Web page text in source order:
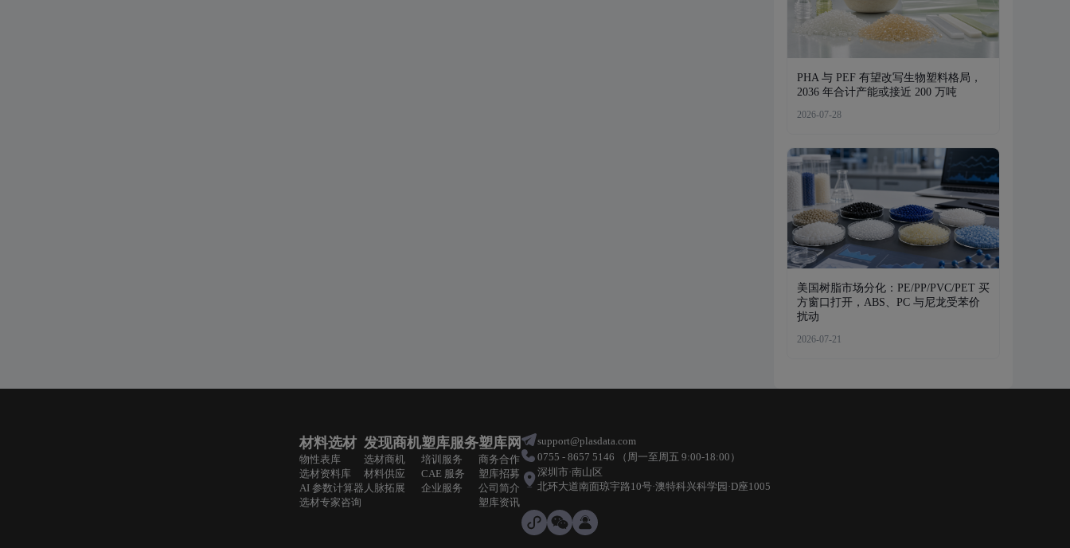
PHA 与 PEF 有望改写生物塑料格局，
2036 年合计产能或接近 200 万吨
2026-07-28
美国树脂市场分化：PE/PP/PVC/PET 买
方窗口打开，ABS、PC 与尼龙受苯价
扰动
2026-07-21
材料选材
物性表库
选材资料库
AI 参数计算器
选材专家咨询
发现商机
选材商机
材料供应
人脉拓展
塑库服务
培训服务
CAE 服务
企业服务
塑库网
商务合作
塑库招募
公司简介
塑库资讯
support@plasdata.com
0755 - 8657 5146 （周一至周五 9:00-18:00）
深圳市·南山区
北环大道南面琼宇路10号·澳特科兴科学园·D座1005